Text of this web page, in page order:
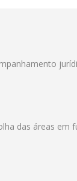
das áreas em